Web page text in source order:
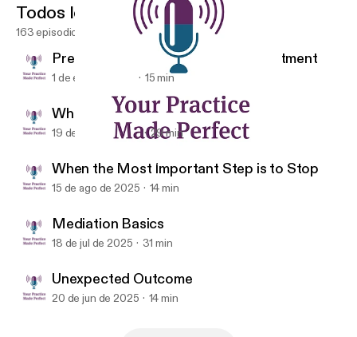
Your Practice Made Perfect
Todos los episodios
163 episodios
Precision Relief: Targeted Pain Treatment
1 de ene de 2026 15 min
Where AI Meets Medicine
19 de sep de 2025 29 min
When the Most Important Step is to Stop
15 de ago de 2025 14 min
Mediation Basics
18 de jul de 2025 31 min
Unexpected Outcome
20 de jun de 2025 14 min